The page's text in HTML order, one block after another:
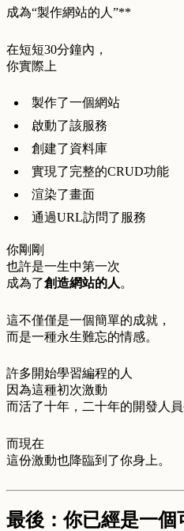
成為“製作網站的人”**
在短短30分鐘內，
你實際上
製作了一個網站
啟動了該服務
創建了資料庫
實現了完整的CRUD功能
渲染了畫面
通過URL訪問了服務
你剛剛
也許是一生中第一次
成為了創造網站的人 。
這不僅僅是一個簡單的成就，
而是一種永生難忘的情感。
許多開始學習編程的人
因為這種初次激動
而活了十年，二十年的開發人員
而現在
這份激動也降臨到了你身上。
最後：你已經是一個